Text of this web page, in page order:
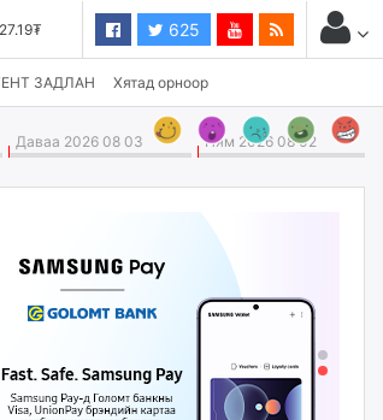
625
ЗАДЛАН Хятад орноор
Даваа 2026 08 03 Ням 2026 08 02